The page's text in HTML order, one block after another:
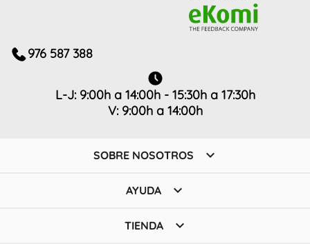
976 587 388
L-J: 9:00h a 14:00h - 15:30h a 17:30h
V: 9:00h a 14:00h
SOBRE NOSOTROS 
AYUDA 
TIENDA 